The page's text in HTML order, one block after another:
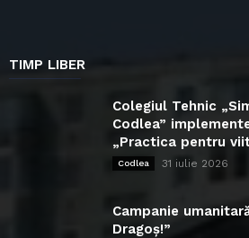
TIMP LIBER
Colegiul Tehnic
Codlea”
„Practica pentru
Codlea 31 iulie 2026
Campanie
Dragoș!”